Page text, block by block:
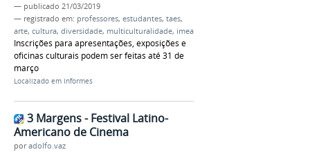
— publicado 21/03/2019
— registrado em: professores, estudantes, taes,
arte, cultura, diversidade, multiculturalidade, imea
Inscrições para apresentações, exposições e
oficinas culturais podem ser feitas até 31 de
março
Localizado em Informes
3 Margens - Festival Latino-
Americano de Cinema
poradolfo.vaz